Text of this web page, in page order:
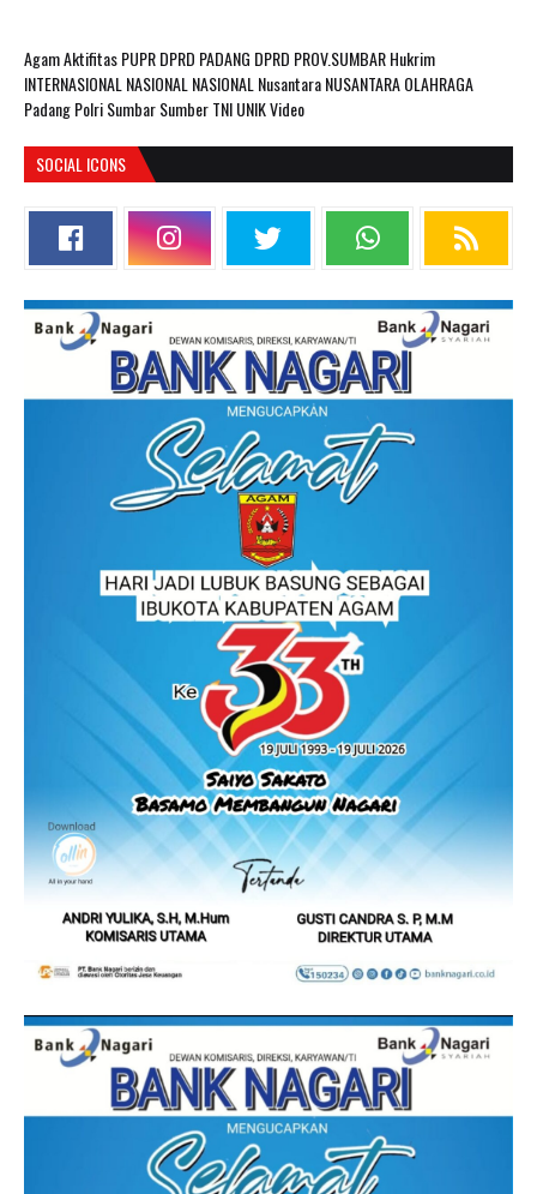
AgamAktifitas PUPRDPRD PADANG DPRD PROV.SUMBARHukrim
INTERNASIONAL NASIONAL NASIONAL NusantaraNUSANTARAOLAHRAGA
PadangPolriSumbarSumberTNIUNIKVideo
SOCIAL ICONS